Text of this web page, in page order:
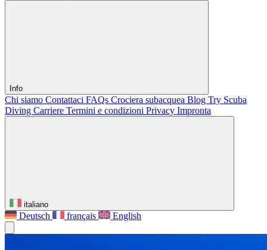
Info
Chi siamo Contattaci FAQs Crociera subacquea Blog Try Scuba
Diving Carriere Termini e condizioni Privacy Impronta
italiano
Deutsch français English